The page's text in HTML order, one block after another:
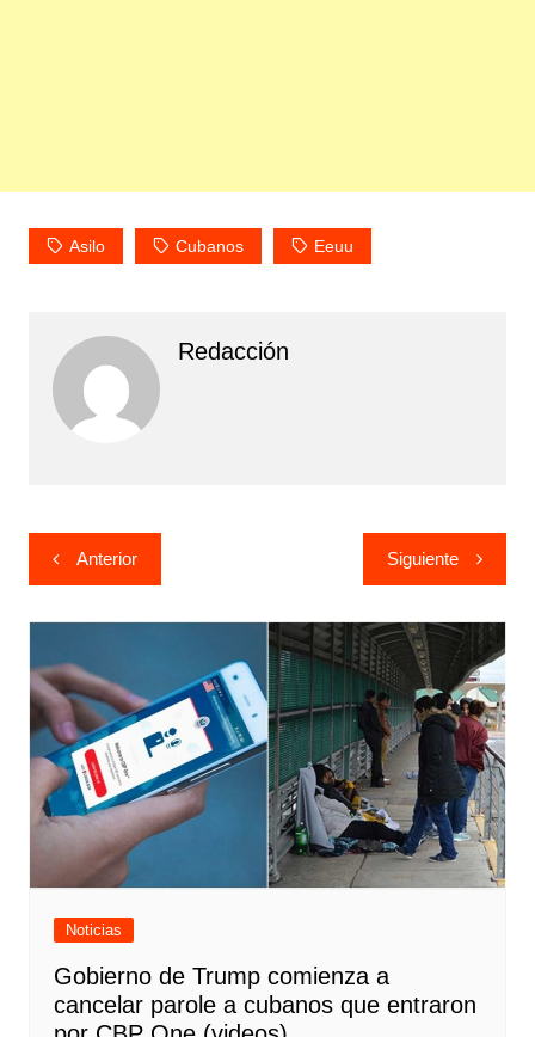
Asilo Cubanos Eeuu
Redacción
Navegación
de
entradas
Anterior Siguiente
Noticias
Gobierno de Trump comienza a
cancelar parole a cubanos que entraron